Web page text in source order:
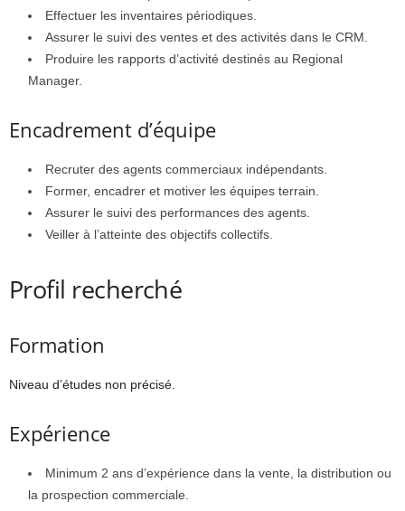
Effectuer les inventaires périodiques.
Assurer le suivi des ventes et des activités dans le CRM.
Produire les rapports d’activité destinés au Regional
Manager.
Encadrement d’équipe
Recruter des agents commerciaux indépendants.
Former, encadrer et motiver les équipes terrain.
Assurer le suivi des performances des agents.
Veiller à l’atteinte des objectifs collectifs.
Profil recherché
Formation
Niveau d’études non précisé.
Expérience
Minimum 2 ans d’expérience dans la vente, la distribution ou
la prospection commerciale.